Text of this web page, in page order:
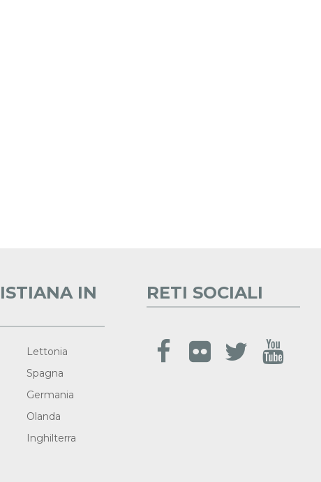
IN
Lettonia
Spagna
Germania
Olanda
Inghilterra
RETI SOCIALI